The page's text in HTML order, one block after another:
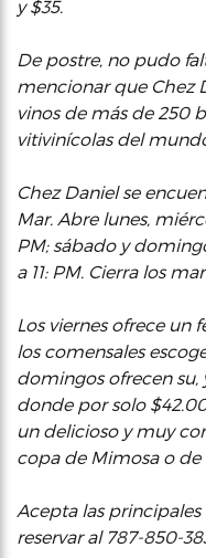
y $35.
De postre, no pudo
mencionar que Chez
vinos de más de 250
vitivinícolas del
Chez Daniel se
Mar. Abre lunes,
PM; sábado y
a 11: PM. Cierra los
Los viernes ofrece un
los comensales
domingos ofrecen su,
donde por solo
un delicioso y muy
copa de Mimosa o de
Acepta las
reservar al 787-850-